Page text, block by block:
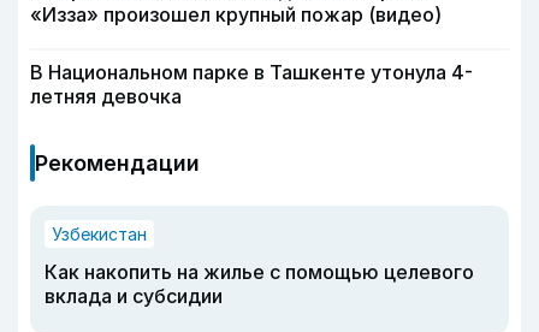
«Изза» произошел крупный пожар (видео)
В Национальном парке в Ташкенте утонула 4-
летняя девочка
Рекомендации
Узбекистан
Как накопить на жилье с помощью целевого
вклада и субсидии